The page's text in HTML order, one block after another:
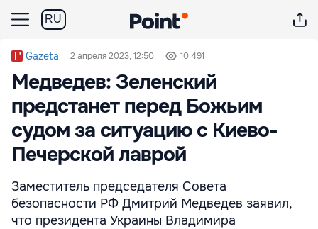
RU
Gazeta 2 апреля 2023, 12:50 10 491
Медведев: Зеленский
предстанет перед Божьим
судом за ситуацию с Киево-
Печерской лаврой
Заместитель председателя Совета
безопасности РФ Дмитрий Медведев заявил,
что президента Украины Владимира